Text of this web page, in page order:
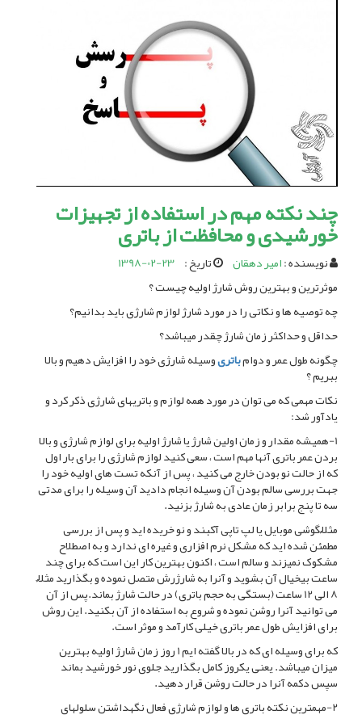
چند نکته مهم در استفاده از تجهیزات
خورشیدی و محافظت از باتری
نویسنده :امیر دهقان تاریخ : 1398-02-23
موثرترین و بهترین روش شارژ اولیه چیست ؟
چه توصیه ها و نکاتی را در مورد شارژ لوازم شارژی باید بدانیم؟
حداقل و حداکثر زمان شارژ چقدر میباشد؟
چگونه طول عمر و دوامباتریوسیله شارژی خود را افزایش دهیم و بالا
ببریم ؟
نکات مهمی که می توان در مورد همه لوازم و باتریهای شارژی ذکر کرد و
یادآور شد:
1-همیشه مقدار و زمان اولین شارژ یا شارژ اولیه برای لوازم شارژی و بالا
بردن عمر باتری آنها مهم است ، سعی کنید لوازم شارژی را برای بار اول
که از حالت نو بودن خارج می کنید ، پس از آنکه تست های اولیه خود را
جهت بررسی سالم بودن آن وسیله انجام دادید آن وسیله را برای مدتی
سه تا پنج برابر زمان عادی به شارژ بزنید.
مثلاٌ گوشی موبایل یا لپ تاپی آکبند و نو خریده اید و پس از بررسی
مطمئن شده اید که مشکل نرم افزاری و غیره ای ندارد و به اصطلاح
مشکوک نمیزند و سالم است ، اکنون بهترین کار این است که برای چند
ساعت بیخیال آن بشوید و آنرا به شارژرش متصل نموده و بگذارید مثلاٌ
8 الی 12 ساعت (بستگی به حجم باتری) در حالت شارژ بماند.پس از آن
می توانید آنرا روشن نموده و شروع به استفاده از آن بکنید. این روش
برای افزایش طول عمر باتری خیلی کارآمد و موثر است.
که برای وسیله ای که در بالا گفته ایم 1 روز زمان شارژ اولیه بهترین
میزان میباشد. یعنی یکروز کامل بگذارید جلوی نور خورشید بماند
سپس دکمه آنرا در حالت روشن قرار دهید.
2-مهمترین نکته باتری ها و لوازم شارژی فعال نگهداشتن سلولهای